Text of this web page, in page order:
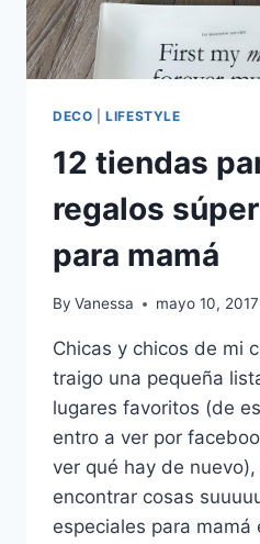
DECO |LIFESTYLE
12 tiendas
regalos
para mamá
By Vanessa mayo 10, 2017
Chicas y chicos de mi
traigo una pequeña
lugares favoritos (de
entro a ver por
ver qué hay de
encontrar cosas
especiales para